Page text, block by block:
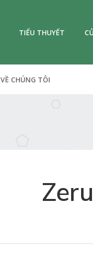
TIỂU THUYẾT
VỀ CHÚNG TÔI